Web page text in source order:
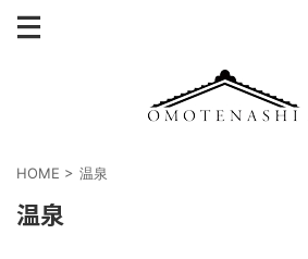
HOME > 温泉
温泉